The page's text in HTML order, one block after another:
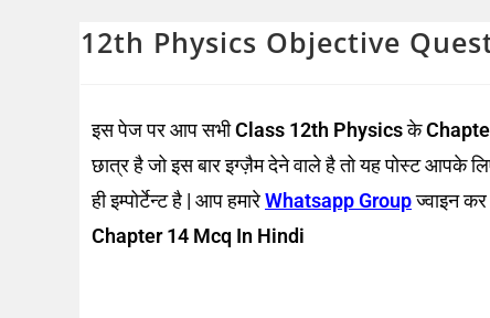
12th Physics Objective
इस पेज पर आप सभीClass 12th Physicsके
छात्र है जो इस बार इग्ज़ैम देने वाले है तो यह पोस्ट आपके
ही इम्पोर्टेन्ट है | आप हमारेWhatsapp Groupज्वाइन
Chapter 14 Mcq In Hindi